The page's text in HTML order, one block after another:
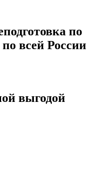
по
всей России
выгодой